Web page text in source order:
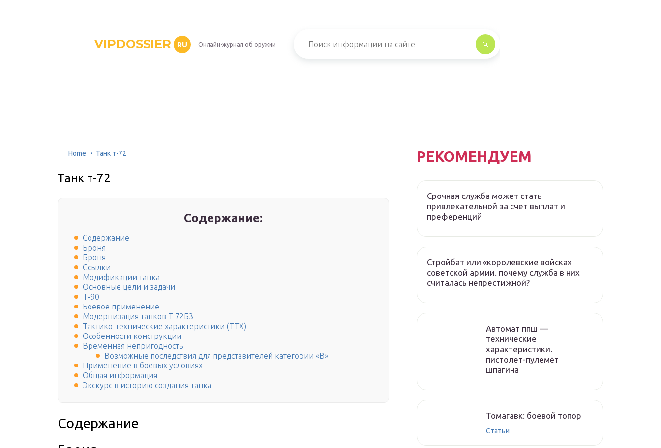
VIPDOSSIER RU Онлайн-журнал об оружии
Home Танк т-72
Танк т-72
Содержание:
Содержание
Броня
Броня
Ссылки
Модификации танка
Основные цели и задачи
Т-90
Боевое применение
Модернизация танков Т 72Б3
Тактико-технические характеристики (ТТХ)
Особенности конструкции
Временная непригодность
Возможные последствия для представителей категории «В»
Применение в боевых условиях
Общая информация
Экскурс в историю создания танка
Содержание
РЕКОМЕНДУЕМ
Срочная служба может стать
привлекательной за счет выплат и
преференций
Стройбат или «королевские войска»
советской армии. почему служба в них
считалась непрестижной?
Автомат ппш —
технические
характеристики.
пистолет-пулемёт
шпагина
Томагавк: боевой топор
Статьи